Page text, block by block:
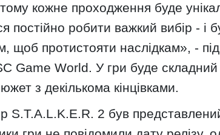
тому кожне проходження буде
постійно робити важкий вибір - і
щоб протистояти наслідкам», -
Game World. У гри буде складний
з декількома кінцівками.
S.T.A.L.K.E.R. 2 був